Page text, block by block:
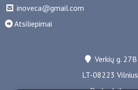
inoveca@gmail.com
Atsiliepimai
Verkių g. 27B
LT-08223 Vilnius